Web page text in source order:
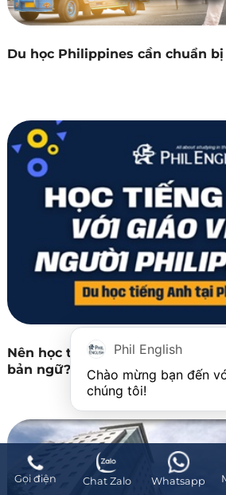
Du học Philippines cần chuẩn
Nên học tiếng Anh với giáo viên
bản ngữ?
Gọi điện Chat Zalo Whatsapp
Phil English
Chào mừng bạn đến
chúng tôi!